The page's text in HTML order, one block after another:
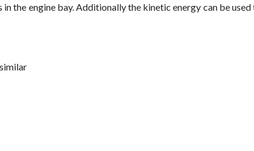
the engine bay. Additionally the kinetic energy can be